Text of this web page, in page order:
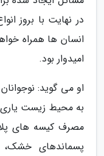
در نهایت با بروز
انسان ها همراه
امیدوار بود.
او می گوید:
به محیط زیست
مصرف کیسه های
پسماندهای خشک،